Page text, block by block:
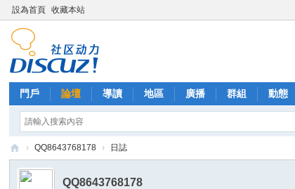
設為首頁 收藏本站
門戶 論壇 導讀 地區 廣播 群組 動態
西
› QQ8643768178 › 日誌
QQ8643768178